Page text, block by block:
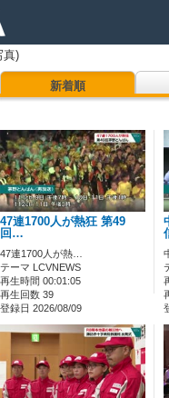
真)
新着順
47連1700人が熱狂 第49
回…
47連1700人が熱…
テーマ LCVNEWS
再生時間 00:01:05
再生回数 39
登録日 2026/08/09